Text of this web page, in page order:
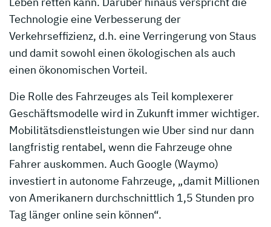
Technologie eine Verbesserung der
Verkehrseffizienz, d.h. eine Verringerung von Staus
und damit sowohl einen ökologischen als auch
einen ökonomischen Vorteil.
Die Rolle des Fahrzeuges als Teil komplexerer
Geschäftsmodelle wird in Zukunft immer wichtiger.
Mobilitätsdienstleistungen wie Uber sind nur dann
langfristig rentabel, wenn die Fahrzeuge ohne
Fahrer auskommen. Auch Google (Waymo)
investiert in autonome Fahrzeuge, „damit Millionen
von Amerikanern durchschnittlich 1,5 Stunden pro
Tag länger online sein können“.